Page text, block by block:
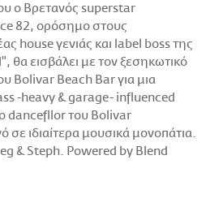
ο Βρετανός superstar
82, ορόσημο στους
house γενιάς και label boss της
θα εισβάλει με τον ξεσηκωτικό
Bolivar Beach Bar για μια
-heavy & garage- influenced
dancefllor του Bolivar
σε ιδιαίτερα μουσικά μονοπάτια.
& Steph. Powered by Blend